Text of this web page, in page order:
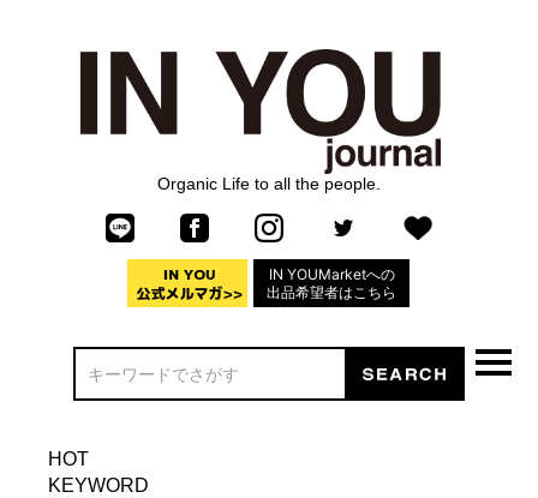
Organic Life to all the people.
IN YOUMarketへの
出品希望者はこちら
HOT
KEYWORD